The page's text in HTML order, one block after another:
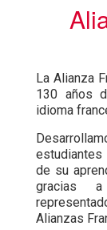
La Alianza
130 años
idioma
estudiantes
de su
gracias a
Alianzas